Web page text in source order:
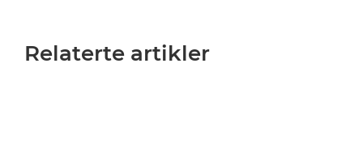
Relaterte artikler